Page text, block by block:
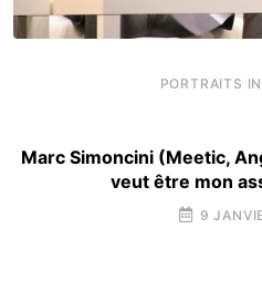
PORTRAITS
Marc Simoncini (Meetic,
veut être mon
9